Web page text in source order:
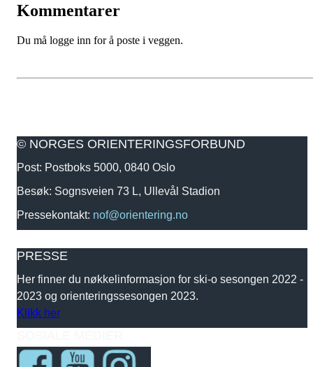
Kommentarer
Du må logge inn for å poste i veggen.
© NORGES ORIENTERINGSFORBUND
Post: Postboks 5000, 0840 Oslo
Besøk: Sognsveien 73 L, Ullevål Stadion
Pressekontakt: nof@orientering.no
PRESSE
Her finner du nøkkelinformasjon for ski-o sesongen 2022 -
2023 og orienteringssesongen 2023.
Klikk her